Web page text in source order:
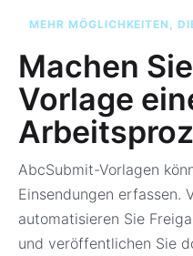
MEHR MÖGLICHKEITEN,
Machen
Vorlage
AbcSubmit-Vorlagen
Einsendungen erfassen.
automatisieren Sie
und veröffentlichen Sie